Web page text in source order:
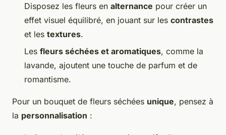
Disposez les fleurs en alternance pour créer un
effet visuel équilibré, en jouant sur les contrastes
et les textures.
Les fleurs séchées et aromatiques, comme la
lavande, ajoutent une touche de parfum et de
romantisme.
Pour un bouquet de fleurs séchées unique, pensez à
la personnalisation :